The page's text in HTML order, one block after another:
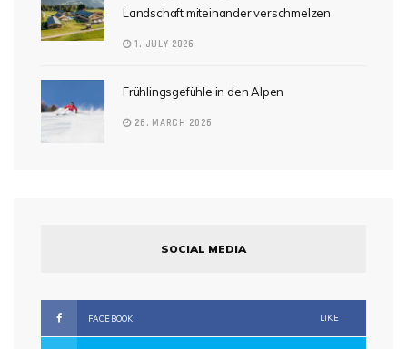
Landschaft miteinander verschmelzen
1. JULY 2026
Frühlingsgefühle in den Alpen
26. MARCH 2026
SOCIAL MEDIA
FACEBOOK LIKE